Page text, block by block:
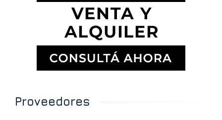
Proveedores